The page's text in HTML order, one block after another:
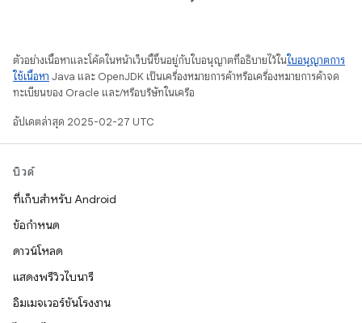
ตัวอย่างเนื้อหาและโค้ดในหน้าเว็บนี้ขึ้นอยู่กับใบอนุญาตที่อธิบายไว้ในใบอนุญาตการ
ใช้เนื้อหา Java และ OpenJDK เป็นเครื่องหมายการค้าหรือเครื่องหมายการค้าจด
ทะเบียนของ Oracle และ/หรือบริษัทในเครือ
อัปเดตล่าสุด 2025-02-27 UTC
บิวด์
ที่เก็บสำหรับ Android
ข้อกำหนด
ดาวน์โหลด
แสดงพรีวิวไบนารี
อิมเมจเวอร์ชันโรงงาน